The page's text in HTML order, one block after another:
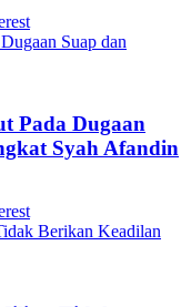
Pada Dugaan
Syah Afandin